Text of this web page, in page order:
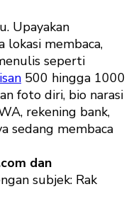
Upayakan
lokasi membaca,
seperti
500 hingga 1000
foto diri, bio narasi
rekening bank,
sedang membaca
dan
subjek: Rak